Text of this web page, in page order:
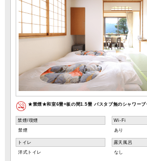
★禁煙★和室6畳+板の間1.5畳 バスタブ無のシャワーブ
禁煙/喫煙
禁煙
Wi-Fi
あり
トイレ
洋式トイレ
露天風呂
なし